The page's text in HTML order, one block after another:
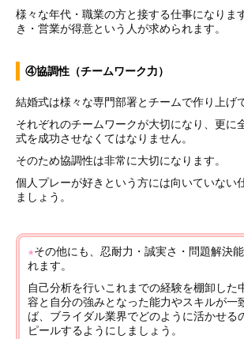
様々な年代・職業の方と接する仕事になりま
き・営業が得意という人が求められます。
④協調性（チームワーク力）
結婚式は様々な専門部署とチームで作り上げ
それぞれのチームワークが大切になり、更に
式を成功させなくてはなりません。
そのため協調性は非常に大切になります。
個人プレーが好きという方には向いていない
ましょう。
★その他にも、忍耐力・誠実さ・問題解決
れます。
自己分析を行いこれまでの経験を棚卸した
容と自分の強みとなった能力やスキルが一
ば、ブライダル業界でどのように活かせる
ピールするようにしましょう。